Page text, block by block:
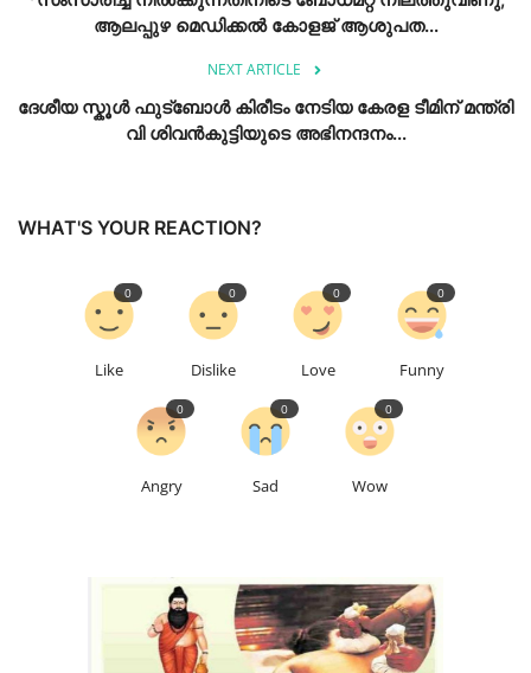
ആലപ്പുഴ മെഡിക്കൽ കോളജ്‌ ആശുപത...
NEXT ARTICLE
ദേശീയ സ്കൂൾ ഫുട്ബോൾ കിരീടം നേടിയ കേരള ടീമിന് മന്ത്രി
വി ശിവൻകുട്ടിയുടെ അഭിനന്ദനം...
WHAT'S YOUR REACTION?
Like
0
Dislike
0
Love
0
Funny
0
Angry
0
Sad
0
Wow
0